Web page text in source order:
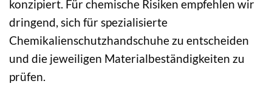
konzipiert. Für chemische Risiken empfehlen wir
dringend, sich für spezialisierte
Chemikalienschutzhandschuhe zu entscheiden
und die jeweiligen Materialbeständigkeiten zu
prüfen.